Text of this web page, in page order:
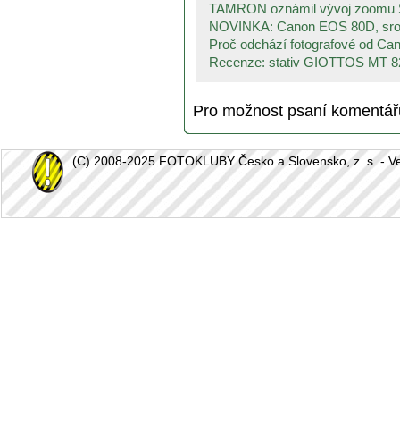
TAMRON oznámil vývoj zoomu
NOVINKA: Canon EOS 80D,
Proč odchází fotografové od
Recenze: stativ GIOTTOS MT
Pro možnost psaní
(C) 2008-2025 FOTOKLUBY Česko a Slovensko, z. s. -